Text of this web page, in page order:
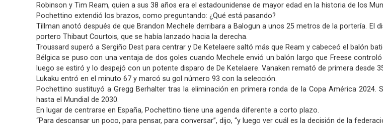
Robinson y Tim Ream, quien a sus 38 años era el estadounidense de mayor edad en la historia de los
Pochettino extendió los brazos, como preguntando: ¿Qué está pasando?
Tillman anotó después de que Brandon Mechele derribara a Balogun a unos 25 metros de la portería. El
portero Thibaut Courtois, que se había lanzado hacia la derecha.
Troussard superó a Sergiño Dest para centrar y De Ketelaere saltó más que Ream y cabeceó el balón
Bélgica se puso con una ventaja de dos goles cuando Mechele envió un balón largo que Freese
luego se estiró y lo despejó con un potente disparo de De Ketelaere. Vanaken remató de primera desde
Lukaku entró en el minuto 67 y marcó su gol número 93 con la selección.
Pochettino sustituyó a Gregg Berhalter tras la eliminación en primera ronda de la Copa América
hasta el Mundial de 2030.
En lugar de centrarse en España, Pochettino tiene una agenda diferente a corto plazo.
“Para descansar un poco, para pensar, para conversar”, dijo, “y luego ver cuál es la decisión de la